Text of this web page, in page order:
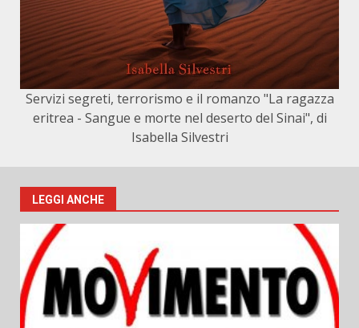
Servizi segreti, terrorismo e il romanzo "La ragazza
eritrea - Sangue e morte nel deserto del Sinai", di
Isabella Silvestri
LEGGI ANCHE